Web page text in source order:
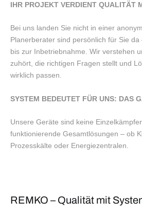
IHR PROJEKT VERDIENT QUALITÄT
Bei uns landen Sie nicht in einer
Planerberater sind persönlich für Sie
bis zur Inbetriebnahme. Wir verstehen
zuhört, die richtigen Fragen stellt und
wirklich passen.
SYSTEM BEDEUTET FÜR UNS: DAS
Unsere Geräte sind keine
funktionierende Gesamtlösungen – ob
Prozesskälte oder Energiezentralen.
REMKO – Qualität mit